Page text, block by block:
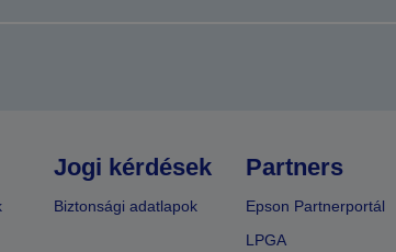
Jogi kérdések
Biztonsági adatlapok
Partners
Epson Partnerportál
LPGA